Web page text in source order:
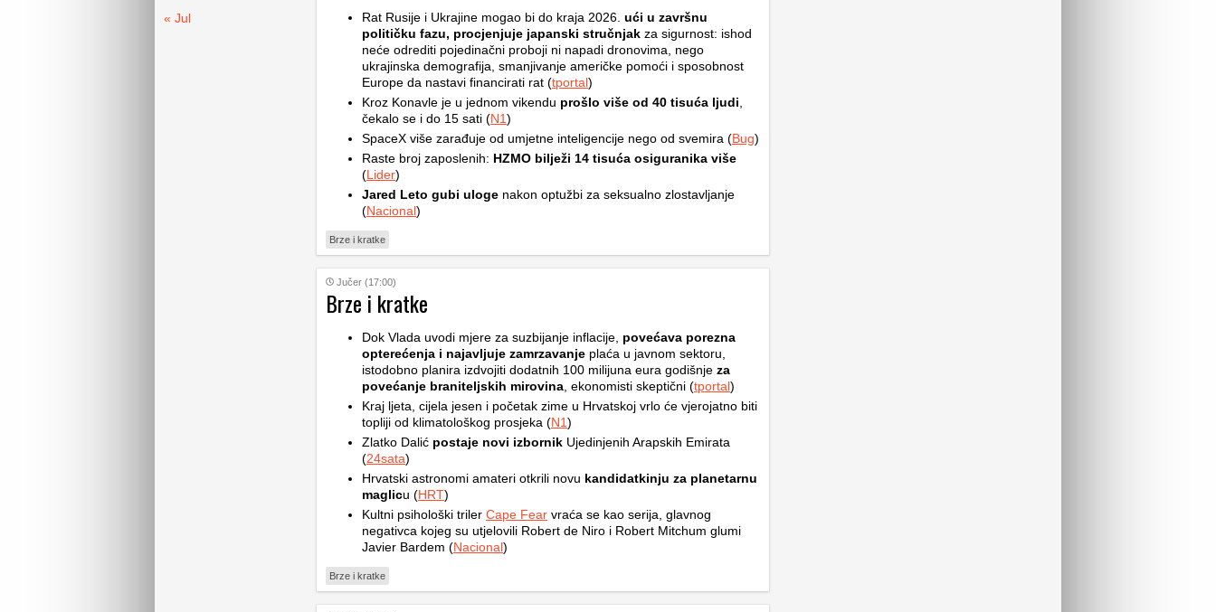
« Jul Rat Rusije i Ukrajine mogao bi do kraja 2026. ući u završnu
političku fazu, procjenjuje japanski stručnjak za sigurnost: ishod
neće odrediti pojedinačni proboji ni napadi dronovima, nego
ukrajinska demografija, smanjivanje američke pomoći i sposobnost
Europe da nastavi financirati rat (tportal)
Kroz Konavle je u jednom vikendu prošlo više od 40 tisuća ljudi
čekalo se i do 15 sati (N1)
SpaceX više zarađuje od umjetne inteligencije nego od svemira (Bug)
Raste broj zaposlenih: HZMO bilježi 14 tisuća osiguranika više
(Lider)
Jared Leto gubi uloge nakon optužbi za seksualno zlostavljanje
(Nacional)
Brze i kratke
Jučer (17:00)
Brze i kratke
Dok Vlada uvodi mjere za suzbijanje inflacije, povećava porezna
opterećenja i najavljuje zamrzavanje plaća u javnom sektoru,
istodobno planira izdvojiti dodatnih 100 milijuna eura godišnje za
povećanje braniteljskih mirovina , ekonomisti skeptični (tportal)
Kraj ljeta, cijela jesen i početak zime u Hrvatskoj vrlo će vjerojatno biti
topliji od klimatološkog prosjeka (N1)
Zlatko Dalić postaje novi izbornik Ujedinjenih Arapskih Emirata
(24sata)
Hrvatski astronomi amateri otkrili novu kandidatkinju za planetarnu
maglicu (HRT)
Kultni psihološki triler Cape Fear vraća se kao serija, glavnog
negativca kojeg su utjelovili Robert de Niro i Robert Mitchum glumi
Javier Bardem (Nacional)
Brze i kratke